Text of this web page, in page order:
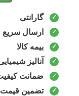
گارانتی
ارسال سریع
بیمه کالا
آنالیز
ضمانت
تضمین قیمت